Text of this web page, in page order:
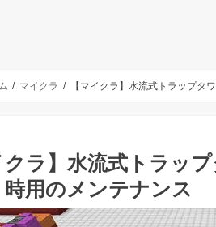
マイクラ 【マイクラ】水流式トラップタ
クラ】水流式トラッ
用のメンテナンス